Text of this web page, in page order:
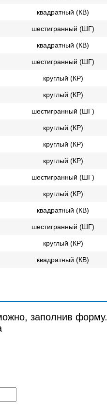
квадратный (КВ)
шестигранный (ШГ)
квадратный (КВ)
шестигранный (ШГ)
круглый (КР)
круглый (КР)
шестигранный (ШГ)
круглый (КР)
круглый (КР)
круглый (КР)
шестигранный (ШГ)
круглый (КР)
квадратный (КВ)
шестигранный (ШГ)
круглый (КР)
квадратный (КВ)
заполнив форму.